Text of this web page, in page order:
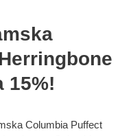
15%!
Columbia Puffect